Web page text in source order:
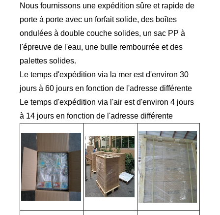
Nous fournissons une expédition sûre et rapide de
porte à porte avec un forfait solide, des boîtes
ondulées à double couche solides, un sac PP à
l'épreuve de l'eau, une bulle rembourrée et des
palettes solides.
Le temps d'expédition via la mer est d'environ 30
jours à 60 jours en fonction de l'adresse différente
Le temps d'expédition via l'air est d'environ 4 jours
à 14 jours en fonction de l'adresse différente